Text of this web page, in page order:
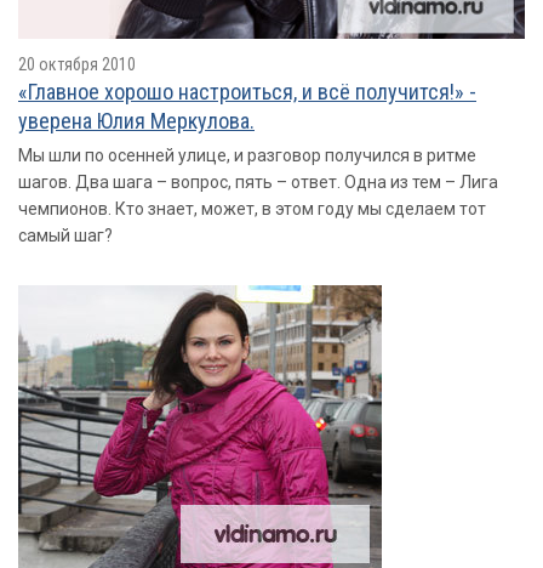
20 октября 2010
«Главное хорошо настроиться, и всё получится!» -
уверена Юлия Меркулова.
Мы шли по осенней улице, и разговор получился в ритме
шагов. Два шага – вопрос, пять – ответ. Одна из тем – Лига
чемпионов. Кто знает, может, в этом году мы сделаем тот
самый шаг?